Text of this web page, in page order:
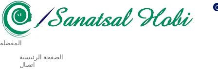
شحن مجاني للمشتريات التي تزيد قيمتها عن 500 دولار
المفضلة
الصفحة الرئيسية
اتصال